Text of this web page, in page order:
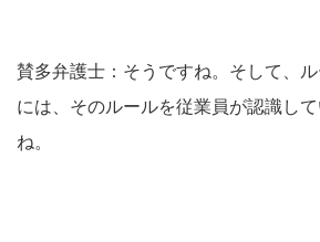
賛多弁護士：そうですね。そして、
には、そのルールを従業員が認識し
ね。